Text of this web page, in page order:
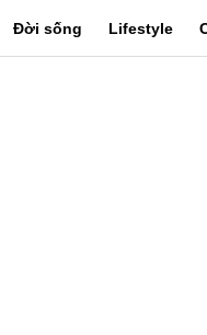
Đời sống Lifestyle